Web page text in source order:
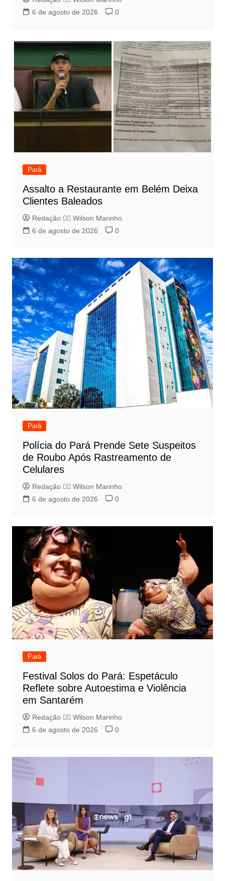
6 de agosto de 2026
0
Pará
Assalto a Restaurante em Belém Deixa
Clientes Baleados
Redação 👨‍⚖️​ Wilson Marinho
6 de agosto de 2026
0
Pará
Polícia do Pará Prende Sete Suspeitos
de Roubo Após Rastreamento de
Celulares
Redação 👨‍⚖️​ Wilson Marinho
6 de agosto de 2026
0
Pará
Festival Solos do Pará: Espetáculo
Reflete sobre Autoestima e Violência
em Santarém
Redação 👨‍⚖️​ Wilson Marinho
6 de agosto de 2026
0